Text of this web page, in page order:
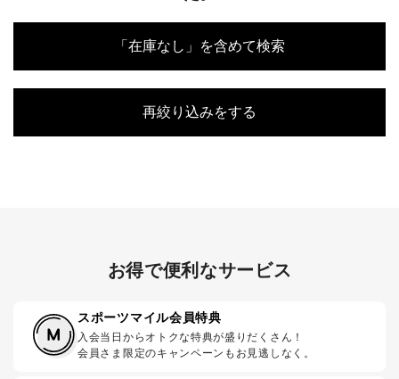
「在庫なし」を含めて検索
再絞り込みをする
お得で便利なサービス
スポーツマイル会員特典
入会当日からオトクな特典が盛りだくさん！
会員さま限定のキャンペーンもお見逃しなく。